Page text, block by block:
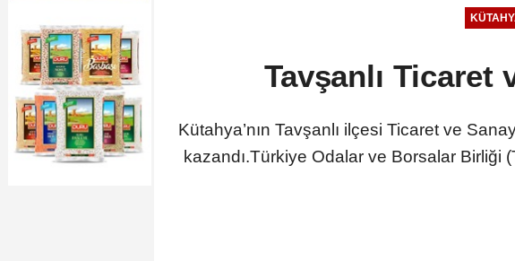
Tavşanlı Ticaret
Kütahya’nın Tavşanlı ilçesi Ticaret ve
kazandı.Türkiye Odalar ve Borsalar